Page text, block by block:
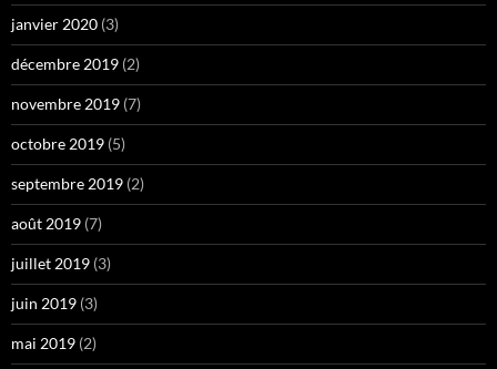
janvier 2020 (3)
décembre 2019 (2)
novembre 2019 (7)
octobre 2019 (5)
septembre 2019 (2)
août 2019 (7)
juillet 2019 (3)
juin 2019 (3)
mai 2019 (2)